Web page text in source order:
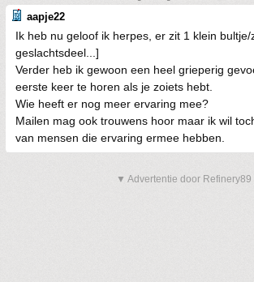
aapje22
Ik heb nu geloof ik herpes, er zit 1 klein
geslachtsdeel...]
Verder heb ik gewoon een heel grieperig
eerste keer te horen als je zoiets hebt.
Wie heeft er nog meer ervaring mee?
Mailen mag ook trouwens hoor maar ik wil
van mensen die ervaring ermee hebben.
▼ Advertentie door Refinery89